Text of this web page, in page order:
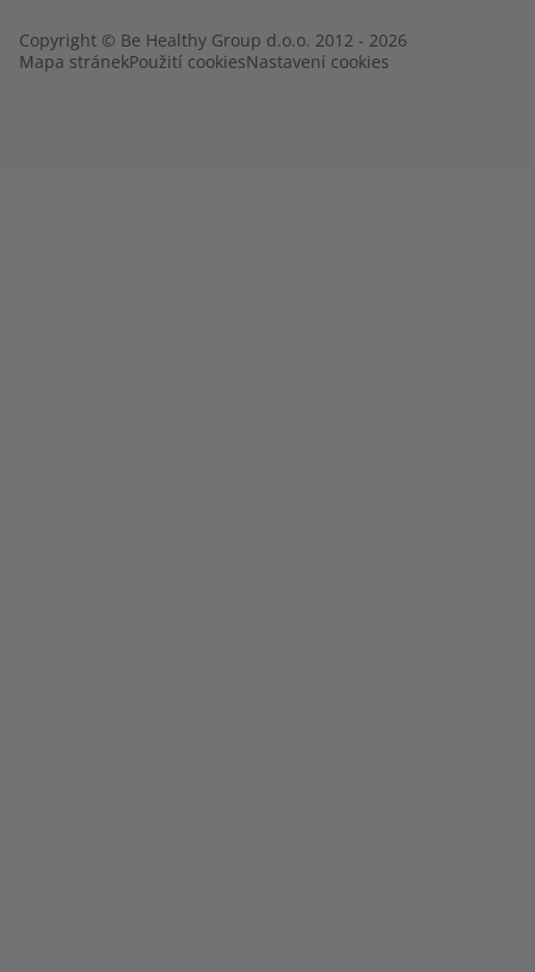
Copyright © Be Healthy Group d.o.o. 2012 - 2026
Mapa stránekPoužití cookiesNastavení cookies